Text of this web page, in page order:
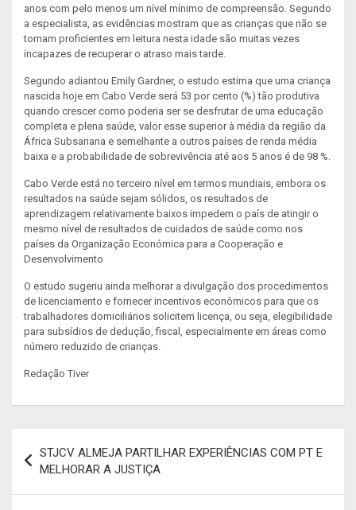
anos com pelo menos um nível mínimo de compreensão. Segundo
a especialista, as evidências mostram que as crianças que não se
tornam proficientes em leitura nesta idade são muitas vezes
incapazes de recuperar o atraso mais tarde.
Segundo adiantou Emily Gardner, o estudo estima que uma criança
nascida hoje em Cabo Verde será 53 por cento (%) tão produtiva
quando crescer como poderia ser se desfrutar de uma educação
completa e plena saúde, valor esse superior à média da região da
África Subsariana e semelhante a outros países de renda média
baixa e a probabilidade de sobrevivência até aos 5 anos é de 98 %.
Cabo Verde está no terceiro nível em termos mundiais, embora os
resultados na saúde sejam sólidos, os resultados de
aprendizagem relativamente baixos impedem o país de atingir o
mesmo nível de resultados de cuidados de saúde como nos
países da Organização Económica para a Cooperação e
Desenvolvimento
O estudo sugeriu ainda melhorar a divulgação dos procedimentos
de licenciamento e fornecer incentivos econômicos para que os
trabalhadores domiciliários solicitem licença, ou seja, elegibilidade
para subsídios de dedução, fiscal, especialmente em áreas como
número reduzido de crianças.
Redação Tiver
de
artigos
STJCV ALMEJA PARTILHAR EXPERIÊNCIAS COM PT E
MELHORAR A JUSTIÇA